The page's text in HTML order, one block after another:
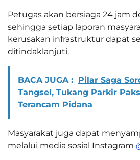
Petugas akan bersiaga 24 jam
sehingga setiap laporan
kerusakan infrastruktur dapat
ditindaklanjuti.
BACA JUGA : Pilar Saga
Tangsel, Tukang Parkir
Terancam Pidana
Masyarakat juga dapat
melalui media sosial Instagram